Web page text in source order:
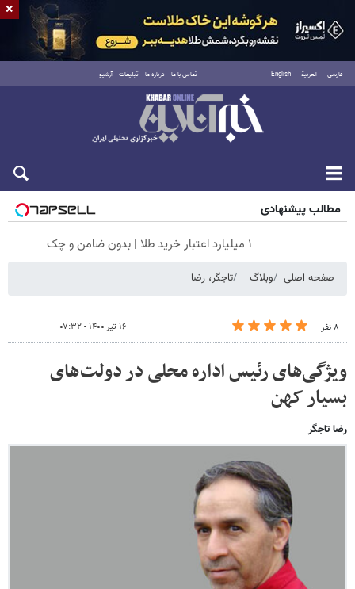
فارسی العربية English تماس با ما درباره ما تبلیغات آرشیو
جمعه ۱۶ مرداد ۱۴۰۵
مطالب پیشنهادی
۱ میلیارد اعتبار خرید طلا | بدون ضامن و چک
صفحه اصلی وبلاگ تاجگر، رضا
۸ نفر ۱۶ تیر ۱۴۰۰ - ۰۷:۳۲
ویژگی‌های‌ رئیس اداره‌ محلی در دولت‌های
بسیار کهن
رضا تاجگر
×